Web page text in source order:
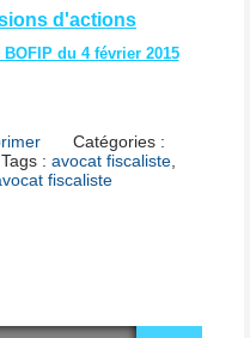
d'actions
du 4 février 2015
Catégories :
Tags :avocat fiscaliste
fiscaliste